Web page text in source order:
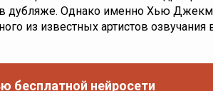
дубляже. Однако именно Хью
из известных артистов озвучания
бесплатной нейросети